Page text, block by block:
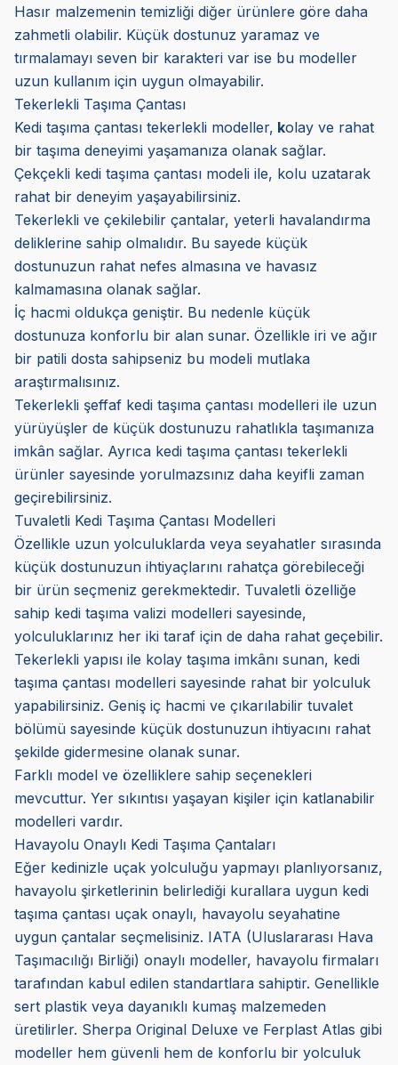
Hasır malzemenin temizliği diğer ürünlere göre daha
zahmetli olabilir. Küçük dostunuz yaramaz ve
tırmalamayı seven bir karakteri var ise bu modeller
uzun kullanım için uygun olmayabilir.
Tekerlekli Taşıma Çantası
Kedi taşıma çantası tekerlekli modeller, kolay ve rahat
bir taşıma deneyimi yaşamanıza olanak sağlar.
Çekçekli kedi taşıma çantası modeli ile, kolu uzatarak
rahat bir deneyim yaşayabilirsiniz.
Tekerlekli ve çekilebilir çantalar, yeterli havalandırma
deliklerine sahip olmalıdır. Bu sayede küçük
dostunuzun rahat nefes almasına ve havasız
kalmamasına olanak sağlar.
İç hacmi oldukça geniştir. Bu nedenle küçük
dostunuza konforlu bir alan sunar. Özellikle iri ve ağır
bir patili dosta sahipseniz bu modeli mutlaka
araştırmalısınız.
Tekerlekli şeffaf kedi taşıma çantası modelleri ile uzun
yürüyüşler de küçük dostunuzu rahatlıkla taşımanıza
imkân sağlar. Ayrıca kedi taşıma çantası tekerlekli
ürünler sayesinde yorulmazsınız daha keyifli zaman
geçirebilirsiniz.
Tuvaletli Kedi Taşıma Çantası Modelleri
Özellikle uzun yolculuklarda veya seyahatler sırasında
küçük dostunuzun ihtiyaçlarını rahatça görebileceği
bir ürün seçmeniz gerekmektedir. Tuvaletli özelliğe
sahip kedi taşıma valizi modelleri sayesinde,
yolculuklarınız her iki taraf için de daha rahat geçebilir.
Tekerlekli yapısı ile kolay taşıma imkânı sunan, kedi
taşıma çantası modelleri sayesinde rahat bir yolculuk
yapabilirsiniz. Geniş iç hacmi ve çıkarılabilir tuvalet
bölümü sayesinde küçük dostunuzun ihtiyacını rahat
şekilde gidermesine olanak sunar.
Farklı model ve özelliklere sahip seçenekleri
mevcuttur. Yer sıkıntısı yaşayan kişiler için katlanabilir
modelleri vardır.
Havayolu Onaylı Kedi Taşıma Çantaları
Eğer kedinizle uçak yolculuğu yapmayı planlıyorsanız,
havayolu şirketlerinin belirlediği kurallara uygun kedi
taşıma çantası uçak onaylı, havayolu seyahatine
uygun çantalar seçmelisiniz. IATA (Uluslararası Hava
Taşımacılığı Birliği) onaylı modeller, havayolu firmaları
tarafından kabul edilen standartlara sahiptir. Genellikle
sert plastik veya dayanıklı kumaş malzemeden
üretilirler. Sherpa Original Deluxe ve Ferplast Atlas gibi
modeller hem güvenli hem de konforlu bir yolculuk